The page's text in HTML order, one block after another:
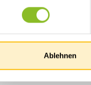
Ablehnen
sind herzlich
für die
Ambiente zu
mit Gudrun Winkler sind
neue Freundschaften